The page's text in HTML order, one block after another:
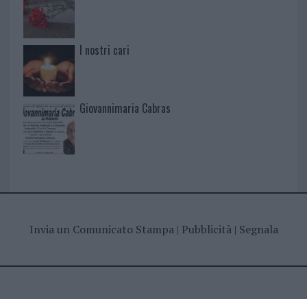
I nostri cari
Giovannimaria Cabras
Invia un Comunicato Stampa| Pubblicità| Segnala